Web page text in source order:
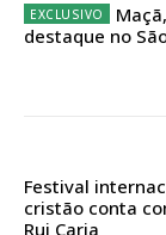
Edição
casa
destaque no
Festival
cristão conta
Rui Caria